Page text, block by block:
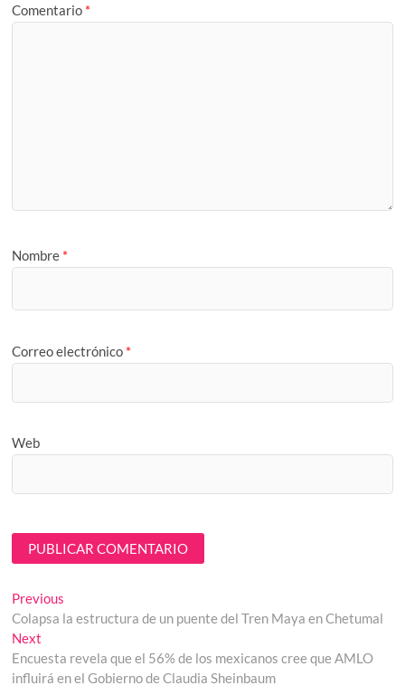
Comentario *
Nombre *
Correo electrónico *
Web
Navegación
de
entradas
Previous
post:
Colapsa la estructura de un puente del Tren Maya en Chetumal
Next
post:
Encuesta revela que el 56% de los mexicanos cree que AMLO
influirá en el Gobierno de Claudia Sheinbaum